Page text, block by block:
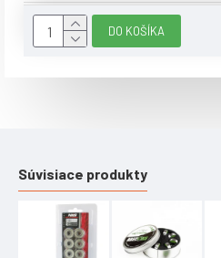
Upozornění:
Záruka 24 měsíců
Obvod horního lemu
(cm)
Obvod spodního lemu
(cm)
DO KOŠÍKA
Súvisiace produkty